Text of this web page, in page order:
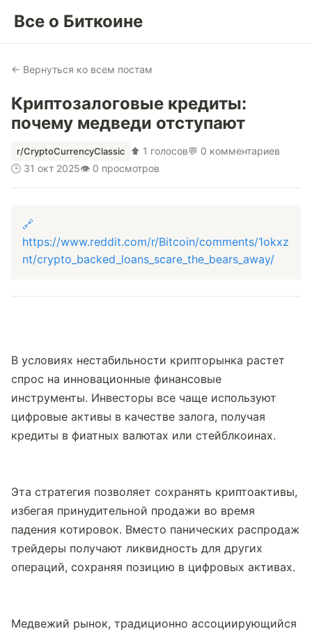
Все о Биткоине
← Вернуться ко всем постам
Криптозалоговые кредиты:
почему медведи отступают
r/CryptoCurrencyClassic ⬆ 1 голосов💬 0 комментариев
🕒 31 окт 2025👁 0 просмотров
🔗
https://www.reddit.com/r/Bitcoin/comments/1okxz
nt/crypto_backed_loans_scare_the_bears_away/
В условиях нестабильности крипторынка растет
спрос на инновационные финансовые
инструменты. Инвесторы все чаще используют
цифровые активы в качестве залога, получая
кредиты в фиатных валютах или стейблкоинах.
Эта стратегия позволяет сохранять криптоактивы,
избегая принудительной продажи во время
падения котировок. Вместо панических распродаж
трейдеры получают ликвидность для других
операций, сохраняя позицию в цифровых активах.
Медвежий рынок, традиционно ассоциирующийся